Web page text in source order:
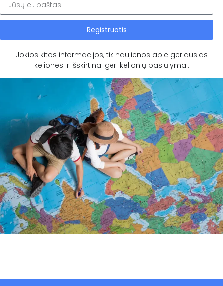
Registruotis
Jokios kitos informacijos, tik naujienos apie geriausias
keliones ir išskirtinai geri kelionių pasiūlymai.